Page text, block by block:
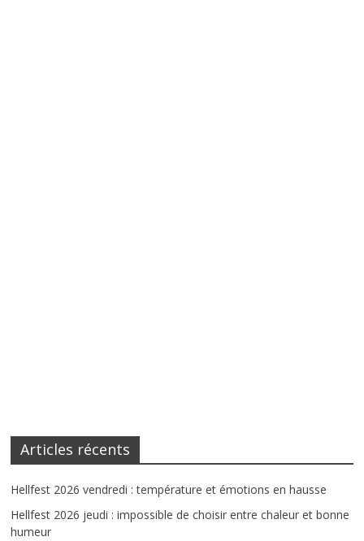
Articles récents
Hellfest 2026 vendredi : température et émotions en hausse
Hellfest 2026 jeudi : impossible de choisir entre chaleur et bonne
humeur